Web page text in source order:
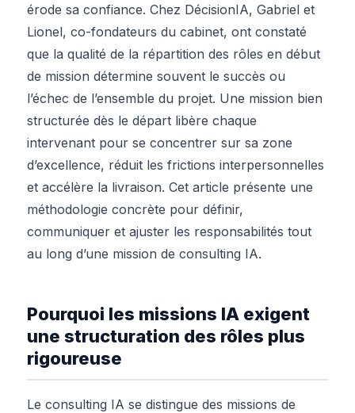
érode sa confiance. Chez DécisionIA, Gabriel et
Lionel, co-fondateurs du cabinet, ont constaté
que la qualité de la répartition des rôles en début
de mission détermine souvent le succès ou
l’échec de l’ensemble du projet. Une mission bien
structurée dès le départ libère chaque
intervenant pour se concentrer sur sa zone
d’excellence, réduit les frictions interpersonnelles
et accélère la livraison. Cet article présente une
méthodologie concrète pour définir,
communiquer et ajuster les responsabilités tout
au long d’une mission de consulting IA.
Pourquoi les missions IA exigent
une structuration des rôles plus
rigoureuse
Le consulting IA se distingue des missions de